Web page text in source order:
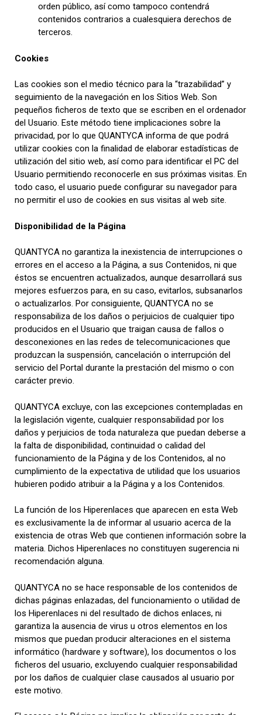
orden público, así como tampoco contendrá
contenidos contrarios a cualesquiera derechos de
terceros.
Cookies
Las cookies son el medio técnico para la “trazabilidad” y
seguimiento de la navegación en los Sitios Web. Son
pequeños ficheros de texto que se escriben en el ordenador
del Usuario. Este método tiene implicaciones sobre la
privacidad, por lo que QUANTYCA informa de que podrá
utilizar cookies con la finalidad de elaborar estadísticas de
utilización del sitio web, así como para identificar el PC del
Usuario permitiendo reconocerle en sus próximas visitas. En
todo caso, el usuario puede configurar su navegador para
no permitir el uso de cookies en sus visitas al web site.
Disponibilidad de la Página
QUANTYCA no garantiza la inexistencia de interrupciones o
errores en el acceso a la Página, a sus Contenidos, ni que
éstos se encuentren actualizados, aunque desarrollará sus
mejores esfuerzos para, en su caso, evitarlos, subsanarlos
o actualizarlos. Por consiguiente, QUANTYCA no se
responsabiliza de los daños o perjuicios de cualquier tipo
producidos en el Usuario que traigan causa de fallos o
desconexiones en las redes de telecomunicaciones que
produzcan la suspensión, cancelación o interrupción del
servicio del Portal durante la prestación del mismo o con
carácter previo.
QUANTYCA excluye, con las excepciones contempladas en
la legislación vigente, cualquier responsabilidad por los
daños y perjuicios de toda naturaleza que puedan deberse a
la falta de disponibilidad, continuidad o calidad del
funcionamiento de la Página y de los Contenidos, al no
cumplimiento de la expectativa de utilidad que los usuarios
hubieren podido atribuir a la Página y a los Contenidos.
La función de los Hiperenlaces que aparecen en esta Web
es exclusivamente la de informar al usuario acerca de la
existencia de otras Web que contienen información sobre la
materia. Dichos Hiperenlaces no constituyen sugerencia ni
recomendación alguna.
QUANTYCA no se hace responsable de los contenidos de
dichas páginas enlazadas, del funcionamiento o utilidad de
los Hiperenlaces ni del resultado de dichos enlaces, ni
garantiza la ausencia de virus u otros elementos en los
mismos que puedan producir alteraciones en el sistema
informático (hardware y software), los documentos o los
ficheros del usuario, excluyendo cualquier responsabilidad
por los daños de cualquier clase causados al usuario por
este motivo.